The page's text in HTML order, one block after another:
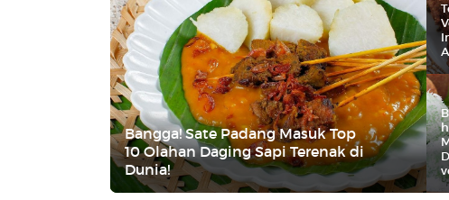
Bangga! Sate Padang Masuk Top
10 Olahan Daging Sapi Terenak di
Dunia!